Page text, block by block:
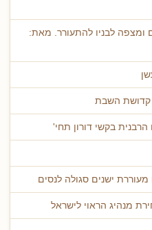
ומצפה לבניו להתעורר. מאת:
קדושת השבת
בקשי דורון תחי'
ישנים סגולה לנסים
מנהיג הראוי לישראל